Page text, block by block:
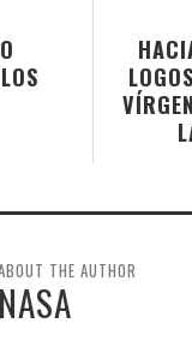
THE AUTHOR
NASA